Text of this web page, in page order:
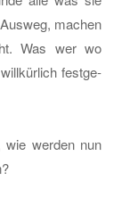
ma­chen
Was wer wo
fest­ge­
wie wer­den nun